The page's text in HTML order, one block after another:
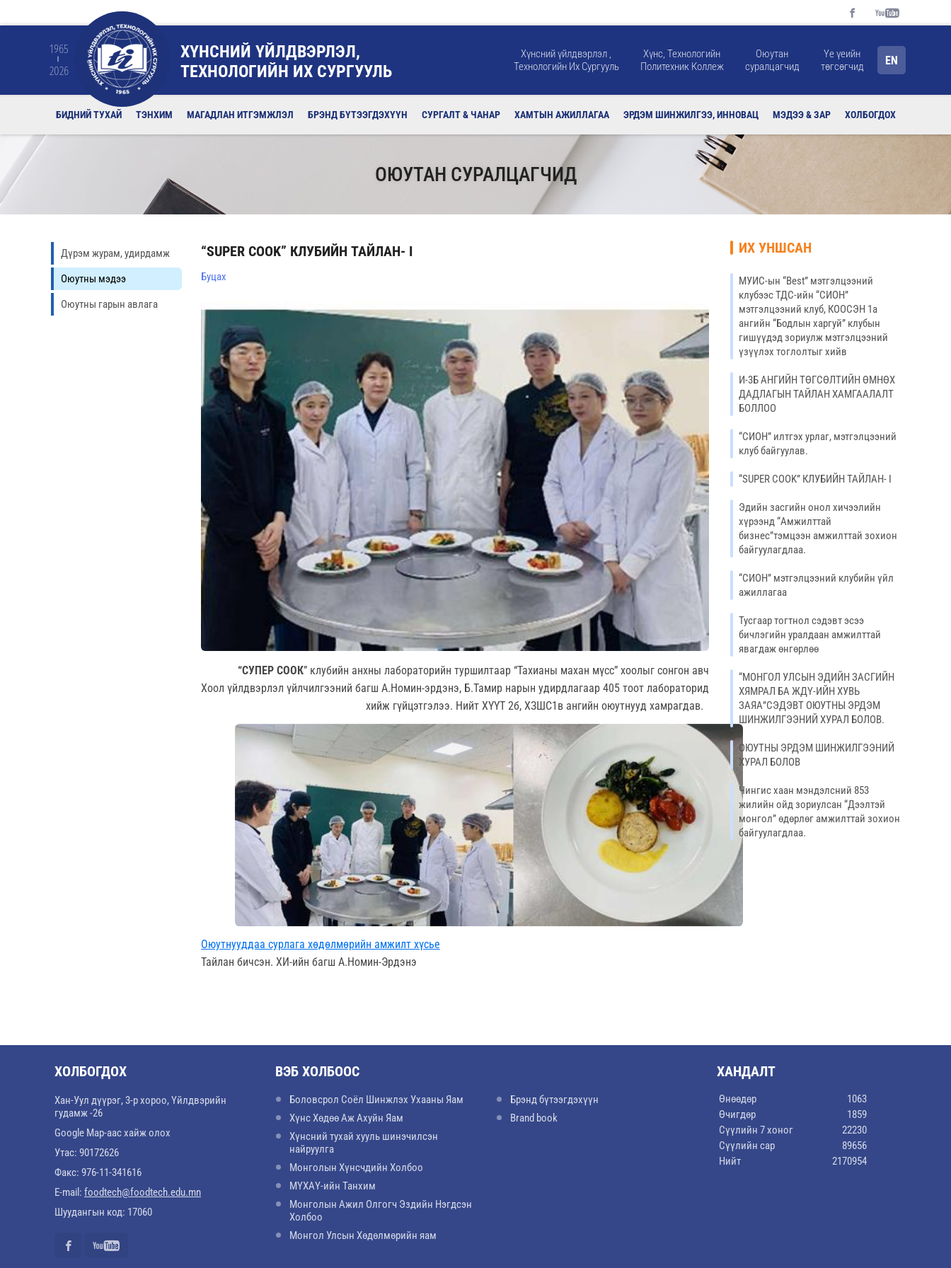
1965
2026
ХҮНСНИЙ ҮЙЛДВЭРЛЭЛ,
ТЕХНОЛОГИЙН ИХ СУРГУУЛЬ
Хүнсний үйлдвэрлэл ,
Технологийн Их Сургууль
Хүнс, Технологийн
Политехник Коллеж
Оюутан
суралцагчид
Үе үеийн
төгсөгчид
EN
БИДНИЙ ТУХАЙ ТЭНХИМ МАГАДЛАН ИТГЭМЖЛЭЛ БРЭНД БҮТЭЭГДЭХҮҮН СУРГАЛТ & ЧАНАР ХАМТЫН АЖИЛЛАГАА ЭРДЭМ ШИНЖИЛГЭЭ, ИННОВАЦ МЭДЭЭ & ЗАР ХОЛБОГДОХ
ОЮУТАН СУРАЛЦАГЧИД
Дүрэм журам, удирдамж
Оюутны мэдээ
Оюутны гарын авлага
“SUPER COOK” КЛУБИЙН ТАЙЛАН- I
Буцах
“СУПЕР СООК” клубийн анхны лабораторийн туршилтаар “Тахианы махан мүсс” хоолыг сонгон авч
Хоол үйлдвэрлэл үйлчилгээний багш А.Номин-эрдэнэ, Б.Тамир нарын удирдлагаар 405 тоот лабораторид
хийж гүйцэтгэлээ. Нийт ХҮҮТ 2б, ХЗШС1в ангийн оюутнууд хамрагдав.
Оюутнууддаа сурлага хөдөлмөрийн амжилт хүсье
Тайлан бичсэн. ХИ-ийн багш А.Номин-Эрдэнэ
ИХ УНШСАН
МУИС-ын “Веst” мэтгэлцээний
клубээс ТДС-ийн “СИОН”
мэтгэлцээний клуб, КООСЭН 1а
ангийн “Бодлын харгуй” клубын
гишүүдэд зориулж мэтгэлцээний
үзүүлэх тоглолтыг хийв
И-3Б АНГИЙН ТӨГСӨЛТИЙН ӨМНӨХ
ДАДЛАГЫН ТАЙЛАН ХАМГААЛАЛТ
БОЛЛОО
“СИОН” илтгэх урлаг, мэтгэлцээний
клуб байгуулав.
“SUPER COOK” КЛУБИЙН ТАЙЛАН- I
Эдийн засгийн онол хичээлийн
хүрээнд “Амжилттай
бизнес”тэмцээн амжилттай зохион
байгуулагдлаа.
“СИОН” мэтгэлцээний клубийн үйл
ажиллагаа
Тусгаар тогтнол сэдэвт эсээ
бичлэгийн уралдаан амжилттай
явагдаж өнгөрлөө
“МОНГОЛ УЛСЫН ЭДИЙН ЗАСГИЙН
ХЯМРАЛ БА ЖДҮ-ИЙН ХУВЬ
ЗАЯА”СЭДЭВТ ОЮУТНЫ ЭРДЭМ
ШИНЖИЛГЭЭНИЙ ХУРАЛ БОЛОВ.
ОЮУТНЫ ЭРДЭМ ШИНЖИЛГЭЭНИЙ
ХУРАЛ БОЛОВ
Чингис хаан мэндэлсний 853
жилийн ойд зориулсан “Дээлтэй
монгол” өдөрлөг амжилттай зохион
байгуулагдлаа.
ХОЛБОГДОХ
Хан-Уул дүүрэг, 3-р хороо, Үйлдвэрийн
гудамж -26
Google Map-аас хайж олох
Утас: 90172626
Факс: 976-11-341616
E-mail: foodtech@foodtech.edu.mn
Шуудангын код: 17060
ВЭБ ХОЛБООС
Боловсрол Соёл Шинжлэх Ухааны Яам
Хүнс Хөдөө Аж Ахуйн Яам
Хүнсний тухай хууль шинэчилсэн
найруулга
Монголын Хүнсчдийн Холбоо
МҮХАҮ-ийн Танхим
Монголын Ажил Олгогч Эздийн Нэгдсэн
Холбоо
Монгол Улсын Хөдөлмөрийн яам
Брэнд бүтээгдэхүүн
Brand book
ХАНДАЛТ
Өнөөдөр
1063
Өчигдөр
1859
Сүүлийн 7 хоног
22230
Сүүлийн сар
89656
Нийт
2170954